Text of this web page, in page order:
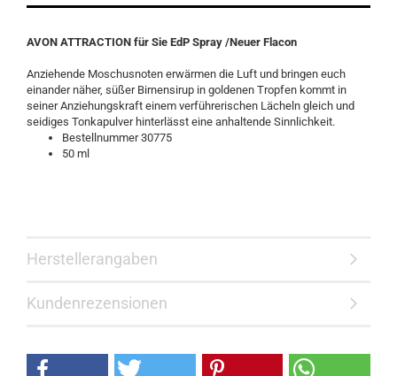
AVON ATTRACTION für Sie EdP Spray /Neuer Flacon
Anziehende Moschusnoten erwärmen die Luft und bringen euch
einander näher, süßer Birnensirup in goldenen Tropfen kommt in
seiner Anziehungskraft einem verführerischen Lächeln gleich und
seidiges Tonkapulver hinterlässt eine anhaltende Sinnlichkeit.
Bestellnummer 30775
50 ml
Herstellerangaben
Kundenrezensionen